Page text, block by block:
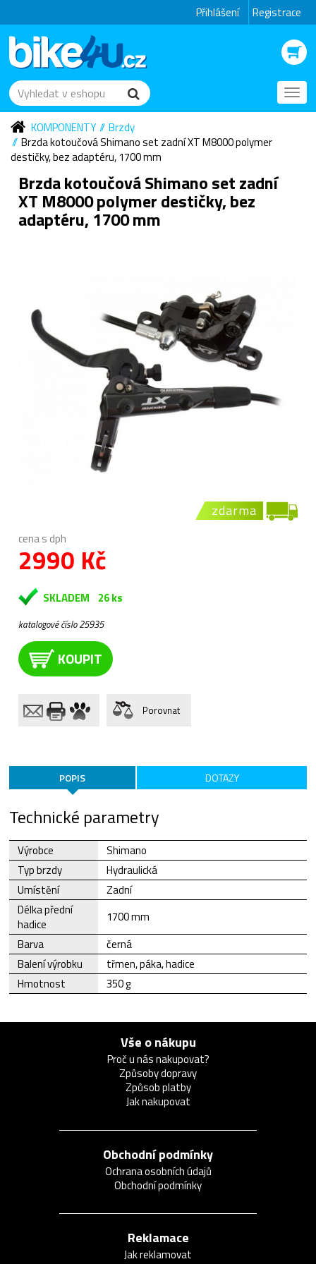
Přihlášení Registrace
KOMPONENTY
Brzdy
Brzda kotoučová Shimano set zadní XT M8000 polymer
destičky, bez adaptéru, 1700 mm
Brzda kotoučová Shimano set zadní
XT M8000 polymer destičky, bez
adaptéru, 1700 mm
zdarma
cena s dph
2990 Kč
SKLADEM 26 ks
katalogové číslo 25935
KOUPIT
Porovnat
POPIS DOTAZY
Technické parametry
Výrobce
Shimano
Typ brzdy
Hydraulická
Umístění
Zadní
Délka přední
hadice
1700 mm
Barva
černá
Balení výrobku
třmen, páka, hadice
Hmotnost
350 g
Vše o nákupu
Proč u nás nakupovat?
Způsoby dopravy
Způsob platby
Jak nakupovat
Obchodní podmínky
Ochrana osobních údajů
Obchodní podmínky
Reklamace
Jak reklamovat